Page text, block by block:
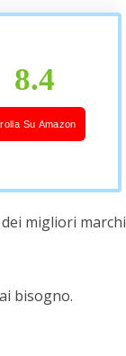
8.4
Su Amazon
migliori marchi
bisogno.